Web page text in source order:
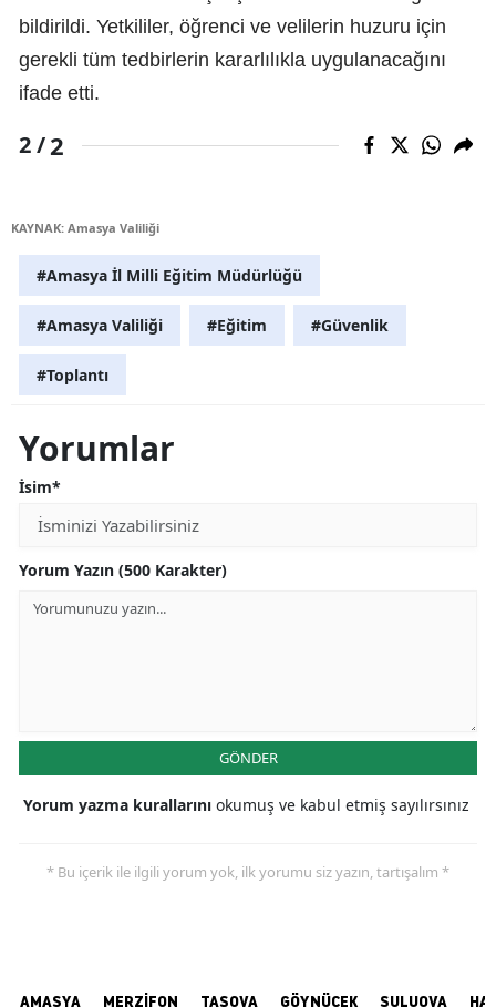
bildirildi. Yetkililer, öğrenci ve velilerin huzuru için
gerekli tüm tedbirlerin kararlılıkla uygulanacağını
ifade etti.
2 /2
KAYNAK: Amasya Valiliği
#Amasya İl Milli Eğitim Müdürlüğü
#Amasya Valiliği #Eğitim #Güvenlik
#Toplantı
Yorumlar
İsim*
Yorum Yazın (500 Karakter)
GÖNDER
Yorum yazma kurallarını okumuş ve kabul etmiş sayılırsınız
* Bu içerik ile ilgili yorum yok, ilk yorumu siz yazın, tartışalım *
AMASYA MERZİFON TAŞOVA GÖYNÜCEK SULUOVA